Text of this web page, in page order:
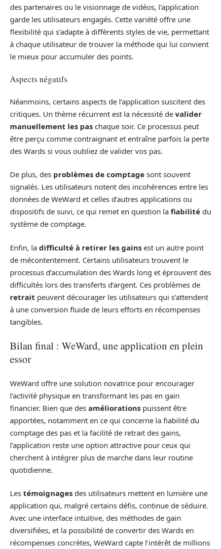
des partenaires ou le visionnage de vidéos, l’application
garde les utilisateurs engagés. Cette variété offre une
flexibilité qui s’adapte à différents styles de vie, permettant
à chaque utilisateur de trouver la méthode qui lui convient
le mieux pour accumuler des points.
Aspects négatifs
Néanmoins, certains aspects de l’application suscitent des
critiques. Un thème récurrent est la nécessité de valider
manuellement les pas chaque soir. Ce processus peut
être perçu comme contraignant et entraîne parfois la perte
des Wards si vous oubliez de valider vos pas.
De plus, des problèmes de comptage sont souvent
signalés. Les utilisateurs notent des incohérences entre les
données de WeWard et celles d’autres applications ou
dispositifs de suivi, ce qui remet en question la fiabilité du
système de comptage.
Enfin, la difficulté à retirer les gains est un autre point
de mécontentement. Certains utilisateurs trouvent le
processus d’accumulation des Wards long et éprouvent des
difficultés lors des transferts d’argent. Ces problèmes de
retrait peuvent décourager les utilisateurs qui s’attendent
à une conversion fluide de leurs efforts en récompenses
tangibles.
Bilan final : WeWard, une application en plein
essor
WeWard offre une solution novatrice pour encourager
l’activité physique en transformant les pas en gain
financier. Bien que des améliorations puissent être
apportées, notamment en ce qui concerne la fiabilité du
comptage des pas et la facilité de retrait des gains,
l’application reste une option attractive pour ceux qui
cherchent à intégrer plus de marche dans leur routine
quotidienne.
Les témoignages des utilisateurs mettent en lumière une
application qui, malgré certains défis, continue de séduire.
Avec une interface intuitive, des méthodes de gain
diversifiées, et la possibilité de convertir des Wards en
récompenses concrètes, WeWard capte l’intérêt de millions